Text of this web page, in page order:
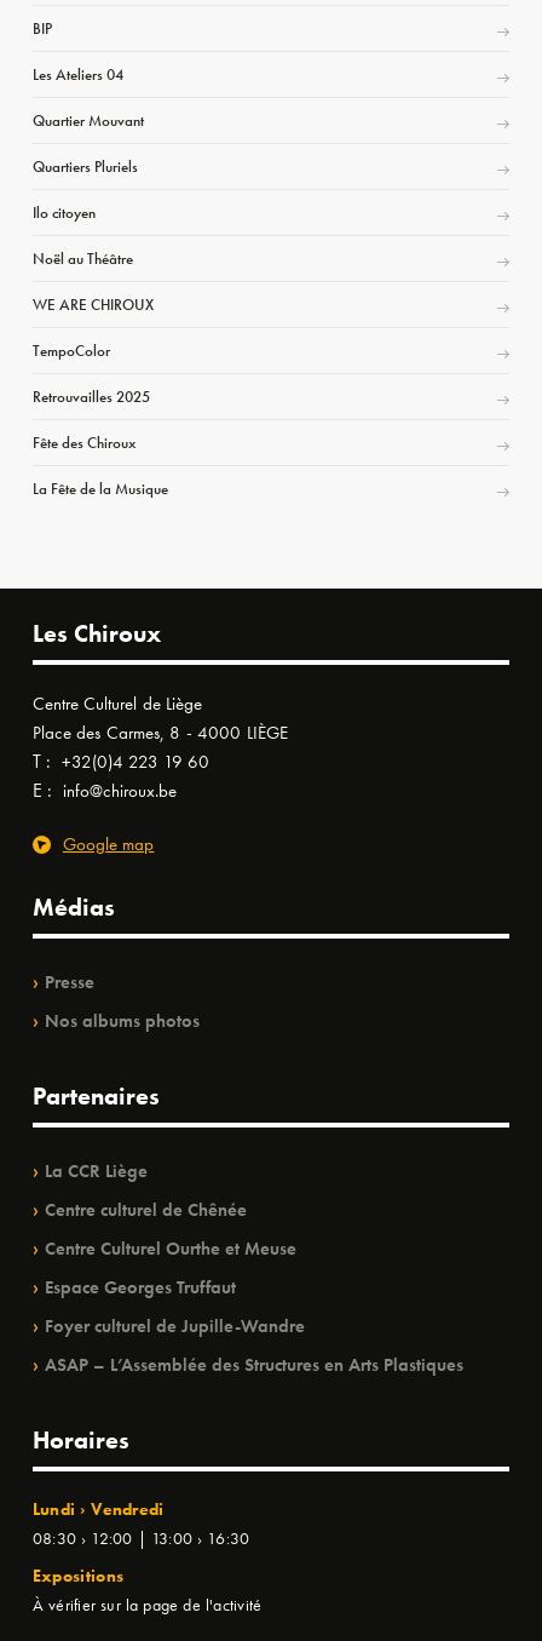
BIP
Les Ateliers 04
Quartier Mouvant
Quartiers Pluriels
Ilo citoyen
Noël au Théâtre
WE ARE CHIROUX
TempoColor
Retrouvailles 2025
Fête des Chiroux
La Fête de la Musique
Les Chiroux
Centre Culturel de Liège
Place des Carmes, 8 - 4000 LIÈGE
T : +32(0)4 223 19 60
E : info@chiroux.be
Google map
Médias
Presse
Nos albums photos
Partenaires
La CCR Liège
Centre culturel de Chênée
Centre Culturel Ourthe et Meuse
Espace Georges Truffaut
Foyer culturel de Jupille-Wandre
ASAP – L’Assemblée des Structures en Arts Plastiques
Horaires
Lundi › Vendredi
08:30 › 12:00 | 13:00 › 16:30
Expositions
À vérifier sur la page de l'activité